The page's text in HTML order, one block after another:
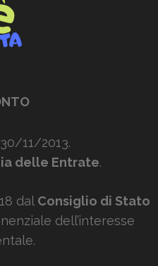
11/2013.
delle Entrate.
dal Consiglio di Stato
dell’interesse